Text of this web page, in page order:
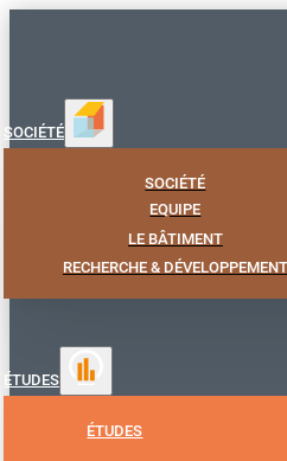
SOCIÉTÉ
SOCIÉTÉ
EQUIPE
LE BÂTIMENT
RECHERCHE & DÉVELOPPEMENT
ÉTUDES
ÉTUDES